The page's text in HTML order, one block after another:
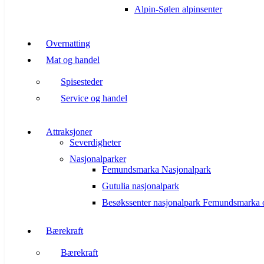
Alpin-Sølen alpinsenter
Overnatting
Mat og handel
Spisesteder
Service og handel
Attraksjoner
Severdigheter
Nasjonalparker
Femundsmarka Nasjonalpark
Gutulia nasjonalpark
Besøkssenter nasjonalpark Femundsmarka
Bærekraft
Bærekraft